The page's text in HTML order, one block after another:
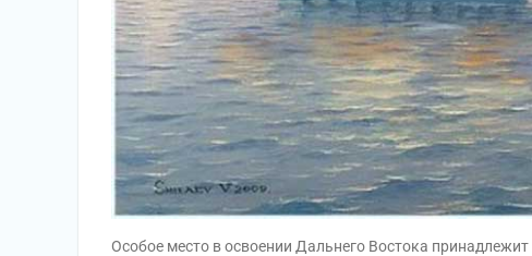
Особое место в освоении Дальнего Востока принадлежит